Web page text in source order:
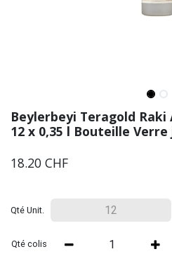
Beylerbeyi Teragold Raki
12 x 0,35 l Bouteille
18.20 CHF
Qté Unit.
Qté colis